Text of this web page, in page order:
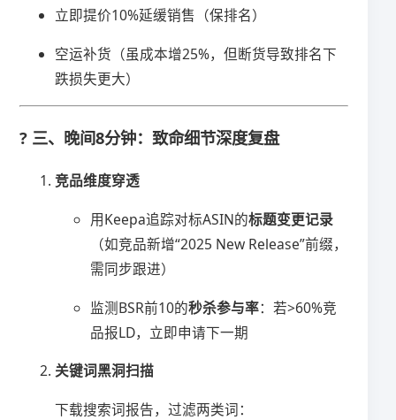
立即提价10%延缓销售（保排名）
空运补货（虽成本增25%，但断货导致排名下
跌损失更大）
? 三、晚间8分钟：致命细节深度复盘
​竞品维度穿透​
用Keepa追踪对标ASIN的​​标题变更记录​
（如竞品新增“2025 New Release”前缀，
需同步跟进）
监测BSR前10的​​秒杀参与率​​：若>60%竞
品报LD，立即申请下一期
​关键词黑洞扫描​
下载搜索词报告，过滤两类词：